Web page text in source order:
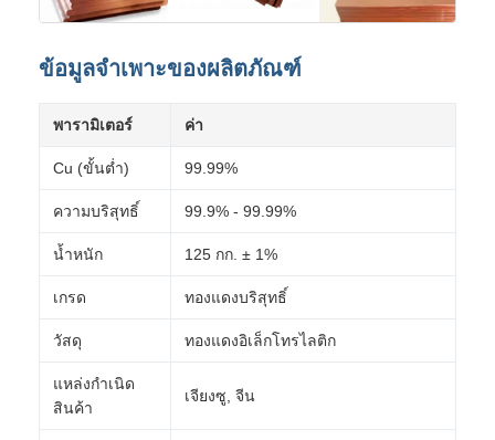
ข้อมูลจำเพาะของผลิตภัณฑ์
พารามิเตอร์ ค่า
Cu (ขั้นต่ำ) 99.99%
ความบริสุทธิ์ 99.9% - 99.99%
น้ำหนัก 125 กก. ± 1%
เกรด ทองแดงบริสุทธิ์
วัสดุ ทองแดงอิเล็กโทรไลติก
แหล่งกำเนิด
สินค้า
เจียงซู, จีน